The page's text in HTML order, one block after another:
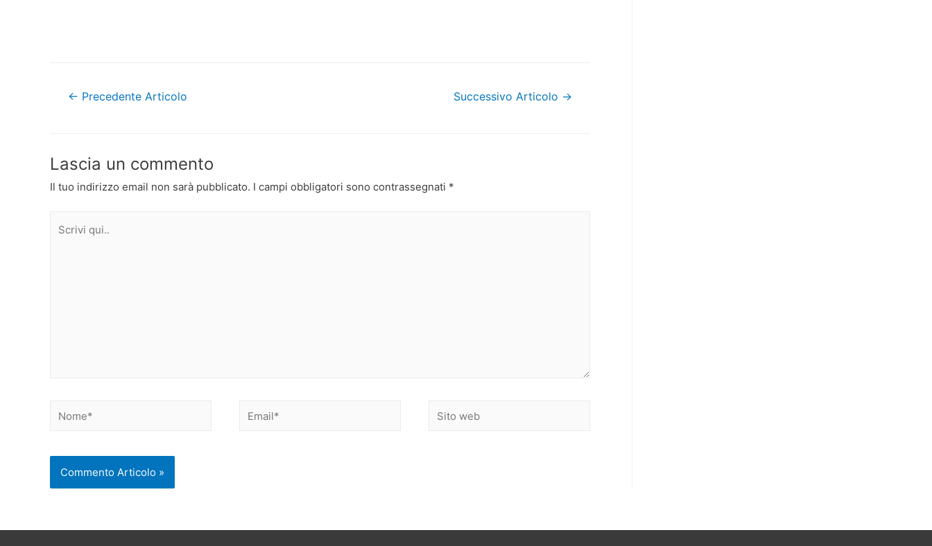
Navigazione
← Precedente Articolo Successivo Articolo →
Lascia un commento
Il tuo indirizzo email non sarà pubblicato. I campi obbligatori sono contrassegnati *
Nome* Email*
Sito